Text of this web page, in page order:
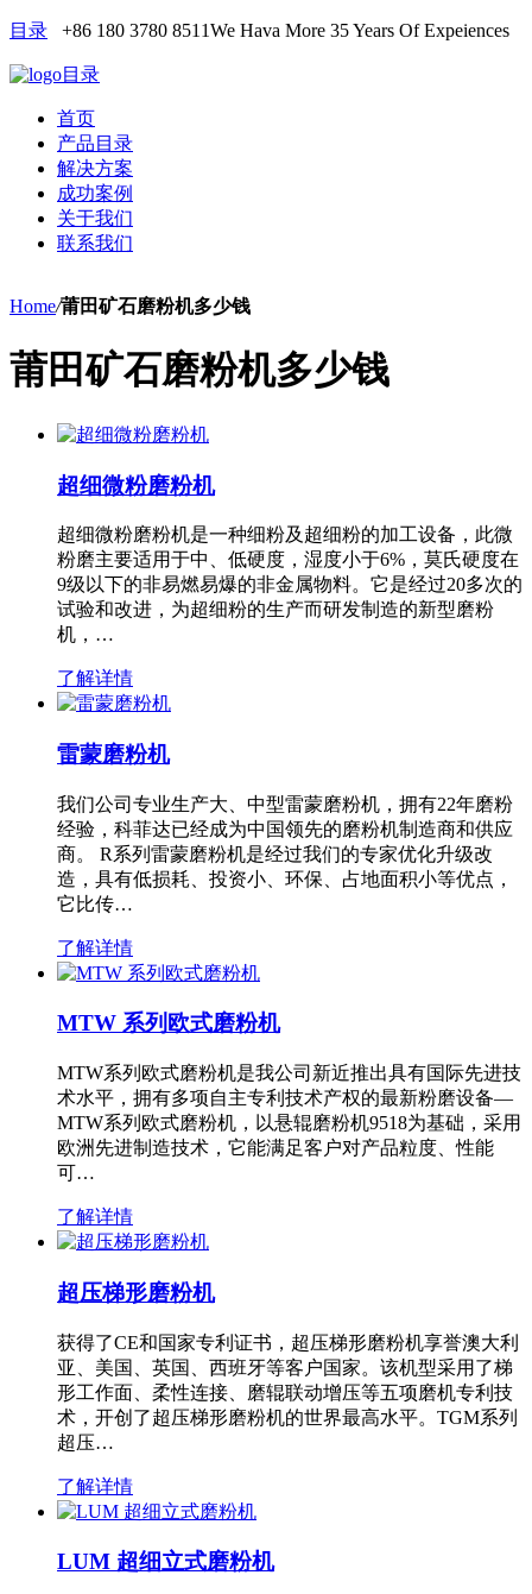
目录 +86 180 3780 8511We Hava More 35 Years Of Expeiences
目录
首页
产品目录
解决方案
成功案例
关于我们
联系我们
Home/莆田矿石磨粉机多少钱
莆田矿石磨粉机多少钱
超细微粉磨粉机
超细微粉磨粉机是一种细粉及超细粉的加工设备，此微
粉磨主要适用于中、低硬度，湿度小于6%，莫氏硬度在
9级以下的非易燃易爆的非金属物料。它是经过20多次的
试验和改进，为超细粉的生产而研发制造的新型磨粉
机，…
了解详情
雷蒙磨粉机
我们公司专业生产大、中型雷蒙磨粉机，拥有22年磨粉
经验，科菲达已经成为中国领先的磨粉机制造商和供应
商。 R系列雷蒙磨粉机是经过我们的专家优化升级改
造，具有低损耗、投资小、环保、占地面积小等优点，
它比传…
了解详情
MTW 系列欧式磨粉机
MTW系列欧式磨粉机是我公司新近推出具有国际先进技
术水平，拥有多项自主专利技术产权的最新粉磨设备—
MTW系列欧式磨粉机，以悬辊磨粉机9518为基础，采用
欧洲先进制造技术，它能满足客户对产品粒度、性能
可…
了解详情
超压梯形磨粉机
获得了CE和国家专利证书，超压梯形磨粉机享誉澳大利
亚、美国、英国、西班牙等客户国家。该机型采用了梯
形工作面、柔性连接、磨辊联动增压等五项磨机专利技
术，开创了超压梯形磨粉机的世界最高水平。TGM系列
超压…
了解详情
LUM 超细立式磨粉机